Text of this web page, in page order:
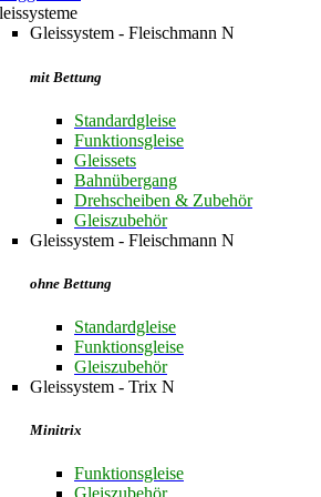
Gleissystem - Fleischmann N
mit Bettung
Standardgleise
Funktionsgleise
Gleissets
Bahnübergang
Drehscheiben & Zubehör
Gleiszubehör
Gleissystem - Fleischmann N
ohne Bettung
Standardgleise
Funktionsgleise
Gleiszubehör
Gleissystem - Trix N
Minitrix
Funktionsgleise